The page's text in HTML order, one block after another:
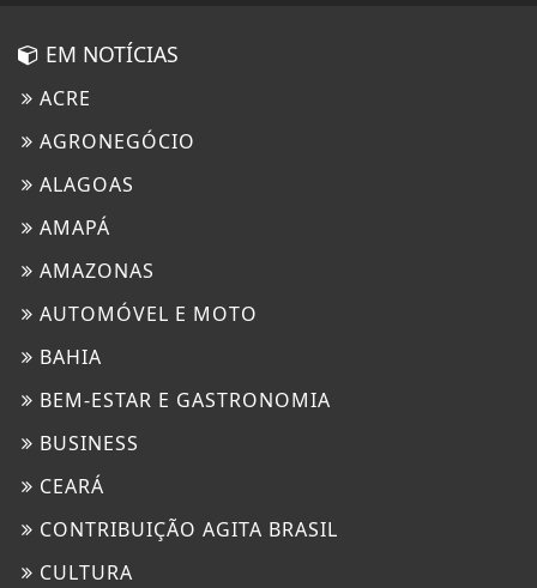
EM NOTÍCIAS
ACRE
AGRONEGÓCIO
ALAGOAS
AMAPÁ
AMAZONAS
AUTOMÓVEL E MOTO
BAHIA
BEM-ESTAR E GASTRONOMIA
BUSINESS
CEARÁ
CONTRIBUIÇÃO AGITA BRASIL
CULTURA